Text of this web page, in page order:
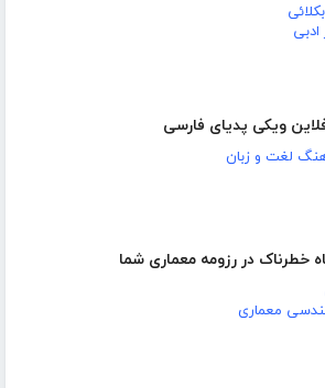
ویکی پدیای فارسی
لغت و زبان
خطرناک در رزومه معماری شما
معماری